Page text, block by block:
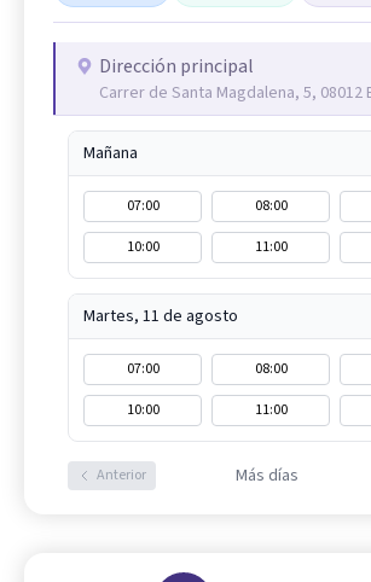
Dirección principal
Carrer de Santa Magdalena, 5, 08012
Mañana
07:00 08:00
10:00
11:00
Martes, 11 de agosto
07:00 08:00
10:00
11:00
Anterior Más días